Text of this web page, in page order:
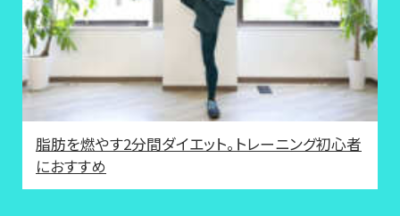
脂肪を燃やす2分間ダイエット。トレーニング初心者
におすすめ